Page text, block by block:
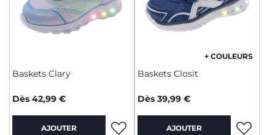
Baskets Clary
Dès 42,99 €
AJOUTER
+ COULEURS
Baskets Closit
Dès 39,99 €
AJOUTER